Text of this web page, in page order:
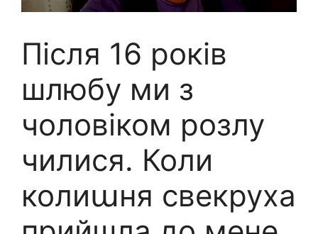
Після 16 років
шлюбу ми з
чоловіком розлу
чилися. Коли
колиաня свекруха